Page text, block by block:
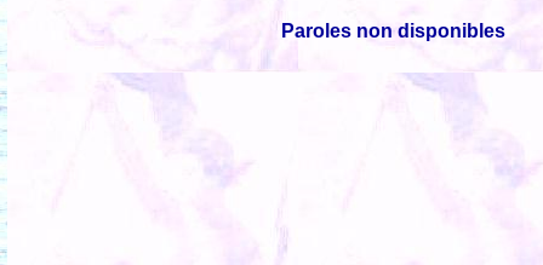
Paroles non disponibles